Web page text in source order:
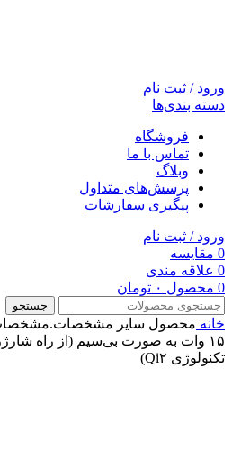
ورود / ثبت نام
دسته بندی‌ها
فروشگاه
تماس با ما
وبلاگ
پرسش‌های متداول
پیگیری سفارشات
ورود / ثبت نام
0 مقایسه
0 علاقه مندی
0 محصول ۰ تومان
جستجو
خانه محصول ساير
۱۵ وات به صورت بی‌سیم (از راه
تکنولوژی Qi۲)